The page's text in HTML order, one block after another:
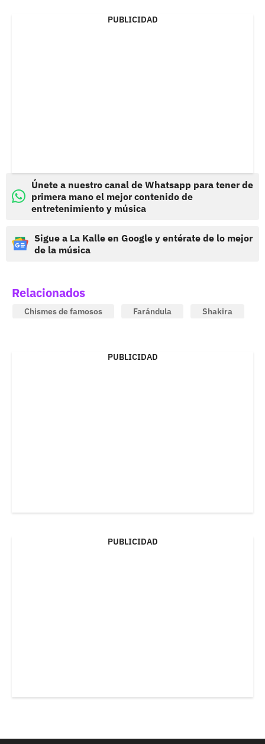
PUBLICIDAD
Únete a nuestro canal de Whatsapp para tener de
primera mano el mejor contenido de
entretenimiento y música
Sigue a La Kalle en Google y entérate de lo mejor
de la música
Relacionados
Chismes de famosos Farándula Shakira
PUBLICIDAD
PUBLICIDAD